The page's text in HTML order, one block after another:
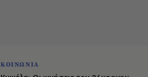
ΚΟΙΝΩΝΙΑ